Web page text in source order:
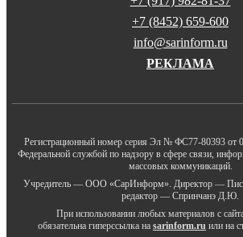
+7 (8452) 659-600
info@sarinform.ru
РЕКЛАМА
Регистрационный номер серия Эл № ФС77-80393 от
Федеральной службой по надзору в сфере связи,
массовых коммуникаций.
Учредитель — ООО «СарИнформ». Директор —
редактор — Спринчанэ Д.Ю.
При использовании любых материалов с
обязательна гиперссылка на sarinform.ru или на